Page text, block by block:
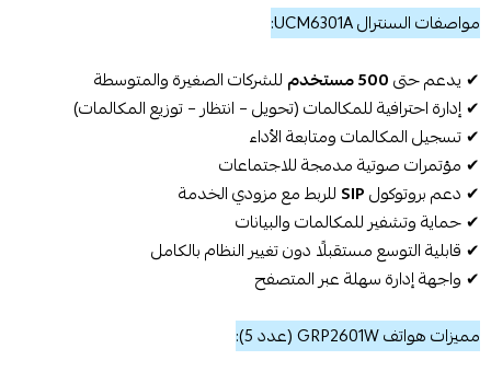
مواصفات السنترال UCM6301A:
✔ يدعم حتى500 مستخدم
للشركات الصغيرة والمتوسطة
✔ إدارة احترافية للمكالمات (تحويل – انتظار – توزيع المكالمات)
✔ تسجيل المكالمات ومتابعة الأداء
✔ مؤتمرات صوتية مدمجة للاجتماعات
✔ دعم بروتوكولSIP للربط مع مزودي الخدمة
✔ حماية وتشفير للمكالمات والبيانات
✔ قابلية التوسع مستقبلًا دون تغيير النظام بالكامل
✔ واجهة إدارة سهلة عبر المتصفح
مميزات هواتف GRP2601W (عدد 5):